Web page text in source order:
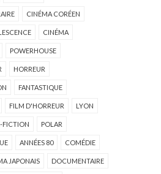
CINÉMA CORÉEN
CINÉMA
POWERHOUSE
HORREUR
FANTASTIQUE
FILM D'HORREUR LYON
FICTION POLAR
ANNÉES 80 COMÉDIE
JAPONAIS DOCUMENTAIRE